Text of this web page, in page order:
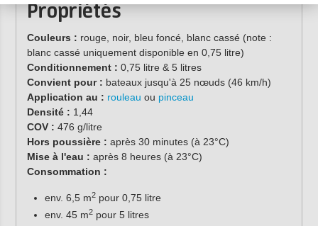
Propriétés
Couleurs : rouge, noir, bleu foncé, blanc cassé (note :
blanc cassé uniquement disponible en 0,75 litre)
Conditionnement : 0,75 litre & 5 litres
Convient pour : bateaux jusqu'à 25 nœuds (46 km/h)
Application au : rouleau ou pinceau
Densité : 1,44
COV : 476 g/litre
Hors poussière : après 30 minutes (à 23°C)
Mise à l'eau : après 8 heures (à 23°C)
Consommation :
env. 6,5 m2pour 0,75 litre
env. 45 m2pour 5 litres